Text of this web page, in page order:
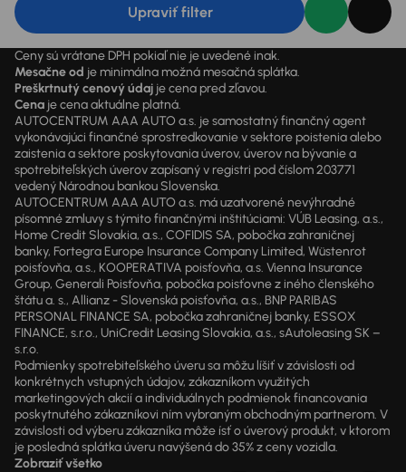
Upraviť filter
Ceny sú vrátane DPH pokiaľ nie je uvedené inak.
Mesačne od je minimálna možná mesačná splátka.
Preškrtnutý cenový údaj je cena pred zľavou.
Cena je cena aktuálne platná.
AUTOCENTRUM AAA AUTO a.s. je samostatný finančný agent
vykonávajúci finančné sprostredkovanie v sektore poistenia alebo
zaistenia a sektore poskytovania úverov, úverov na bývanie a
spotrebiteľských úverov zapísaný v registri pod číslom 203771
vedený Národnou bankou Slovenska.
AUTOCENTRUM AAA AUTO a.s. má uzatvorené nevýhradné
písomné zmluvy s týmito finančnými inštitúciami: VÚB Leasing, a.s.,
Home Credit Slovakia, a.s., COFIDIS SA, pobočka zahraničnej
banky, Fortegra Europe Insurance Company Limited, Wüstenrot
poisťovňa, a.s., KOOPERATIVA poisťovňa, a.s. Vienna Insurance
Group, Generali Poisťovňa, pobočka poisťovne z iného členského
štátu a. s., Allianz - Slovenská poisťovňa, a.s., BNP PARIBAS
PERSONAL FINANCE SA, pobočka zahraničnej banky, ESSOX
FINANCE, s.r.o., UniCredit Leasing Slovakia, a.s., sAutoleasing SK –
s.r.o.
Podmienky spotrebiteľského úveru sa môžu líšiť v závislosti od
konkrétnych vstupných údajov, zákazníkom využitých
marketingových akcií a individuálnych podmienok financovania
poskytnutého zákazníkovi ním vybraným obchodným partnerom. V
závislosti od výberu zákazníka môže ísť o úverový produkt, v ktorom
je posledná splátka úveru navýšená do 35% z ceny vozidla.
Zobraziť všetko